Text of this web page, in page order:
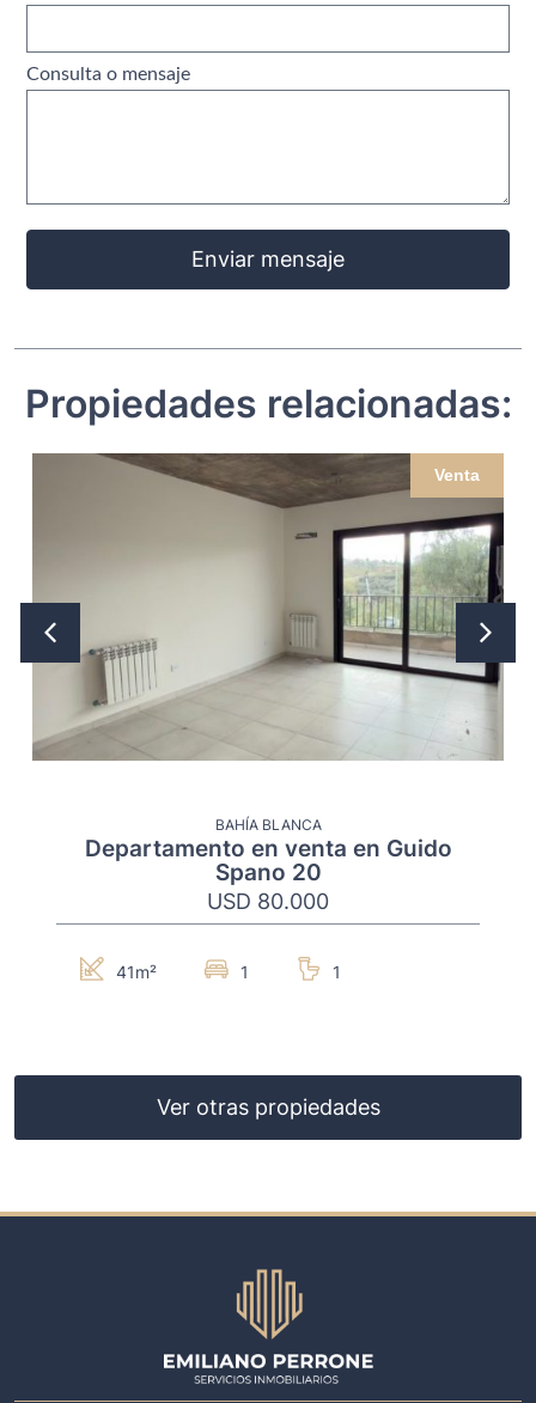
Consulta o mensaje
Enviar mensaje
Propiedades relacionadas:
Venta
BAHÍA BLANCA
Departamento en venta en Guido
Spano 20
USD 80.000
41m² 1 1
Ver otras propiedades